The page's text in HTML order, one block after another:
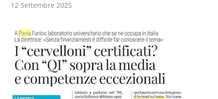
12 Settembre 2025